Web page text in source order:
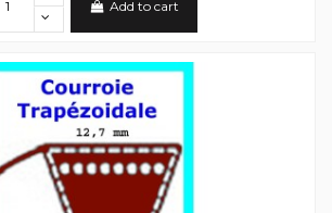
Add to cart